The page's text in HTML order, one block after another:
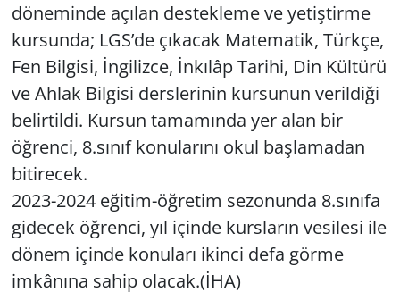
döneminde açılan destekleme ve yetiştirme
kursunda; LGS’de çıkacak Matematik, Türkçe,
Fen Bilgisi, İngilizce, İnkılâp Tarihi, Din Kültürü
ve Ahlak Bilgisi derslerinin kursunun verildiği
belirtildi. Kursun tamamında yer alan bir
öğrenci, 8.sınıf konularını okul başlamadan
bitirecek.
2023-2024 eğitim-öğretim sezonunda 8.sınıfa
gidecek öğrenci, yıl içinde kursların vesilesi ile
dönem içinde konuları ikinci defa görme
imkânına sahip olacak.(İHA)
SİYASET
SPOR
Yerel